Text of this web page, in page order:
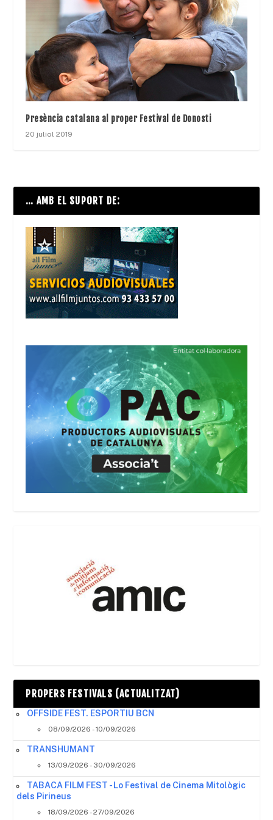
Presència catalana al proper Festival de Donosti
20 juliol 2019
… AMB EL SUPORT DE:
PROPERS FESTIVALS (ACTUALITZAT)
OFFSIDE FEST. ESPORTIU BCN
08/09/2026 - 10/09/2026
TRANSHUMANT
13/09/2026 - 30/09/2026
TABACA FILM FEST - Lo Festival de Cinema Mitològic
dels Pirineus
18/09/2026 - 27/09/2026